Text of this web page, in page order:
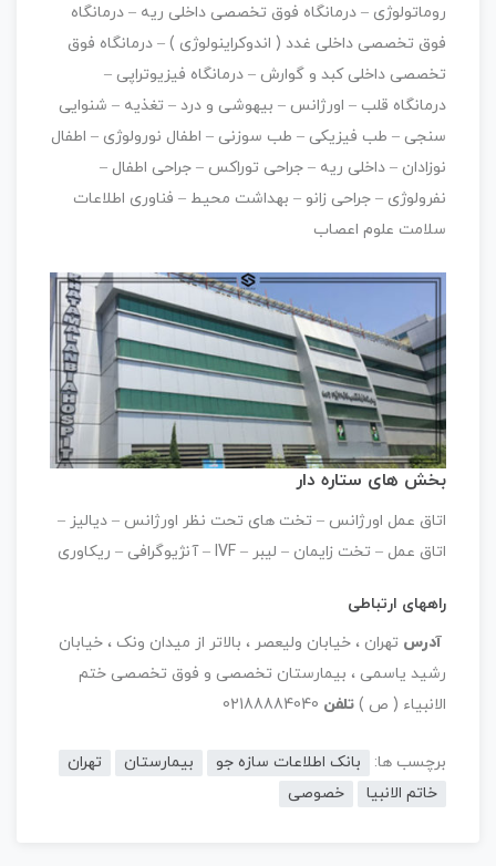
روماتولوژی – درمانگاه فوق تخصصی داخلی ریه – درمانگاه
فوق تخصصی داخلی غدد ( اندوكراینولوژی ) – درمانگاه فوق
تخصصی داخلی كبد و گوارش – درمانگاه فیزیوتراپی –
درمانگاه قلب – اورژانس – بیهوشی و درد – تغذیه – شنوایی
سنجی – طب فیزیكی – طب سوزنی – اطفال نورولوژی – اطفال
نوزادان – داخلی ریه – جراحی توراكس – جراحی اطفال –
نفرولوژی – جراحی زانو – بهداشت محیط – فناوری اطلاعات
سلامت علوم اعصاب
بخش های ستاره دار
اتاق عمل اورژانس – تخت های تحت نظر اورژانس – دیالیز –
اتاق عمل – تخت زایمان – لیبر – IVF – آنژیوگرافی – ریكاوری
راههای ارتباطی
آدرس تهران ، خیابان ولیعصر ، بالاتر از میدان ونک ، خیابان
رشید یاسمی ، بیمارستان تخصصی و فوق تخصصی ختم
الانبیاء ( ص ) تلفن
برچسب ها: بانک اطلاعات سازه جو بیمارستان
تهران
خاتم الانبیا
خصوصی